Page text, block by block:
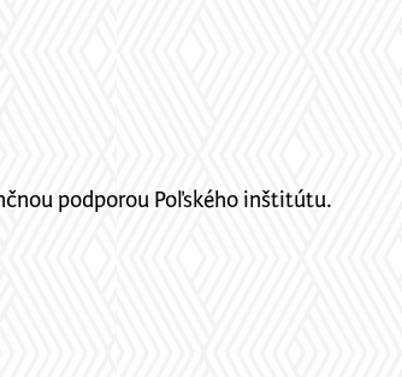
podporou Poľského inštitútu.